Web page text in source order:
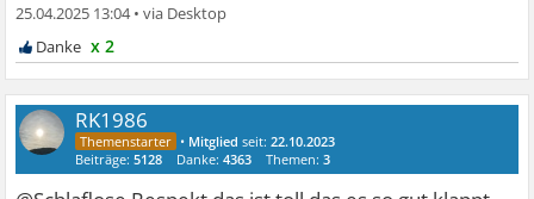
25.04.2025 13:04•
x 2
RK1986
• Mitglied seit:22.10.2023
Beiträge:5128 Danke:4363 Themen:3